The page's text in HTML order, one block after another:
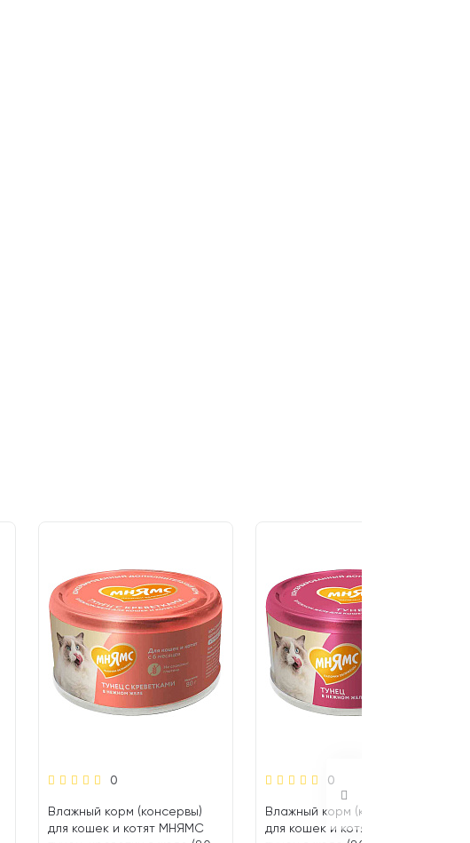
0
Влажный корм (консервы)
для кошек и котят МНЯМС
0
Влажный корм (консервы)
для кошек и котят МНЯМС